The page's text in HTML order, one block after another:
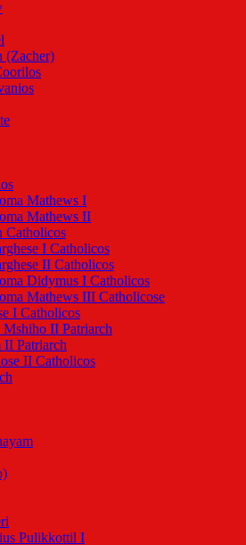
(Zacher)
Mathews I
Mathews II
Catholicos
I Catholicos
II Catholicos
Didymus I Catholicos
Mathews III Catholicose
I Catholicos
II Patriarch
Patriarch
II Catholicos
Pulikkottil I